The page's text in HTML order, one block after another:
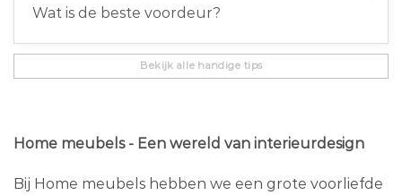
Wat is de beste voordeur?
Bekijk alle handige tips
Home meubels - Een wereld van interieurdesign
Bij Home meubels hebben we een grote voorliefde